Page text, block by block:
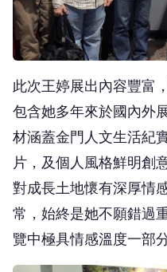
此次王婷展出內容豐富
包含她多年來於國內外
材涵蓋金門人文生活紀
片，及個人風格鮮明創
對成長土地懷有深厚情
常，始終是她不願錯過
覽中極具情感溫度一部分